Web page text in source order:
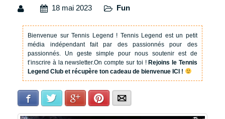
18 mai 2023 Fun
Bienvenue sur Tennis Legend ! Tennis Legend est un petit
média indépendant fait par des passionnés pour des
passionnés. Un geste simple pour nous soutenir est de
t’inscrire à la newsletter.On compte sur toi !Rejoins le Tennis
Legend Club et récupère ton cadeau de bienvenue ICI !
Facebook Twitter Google+Pinterest